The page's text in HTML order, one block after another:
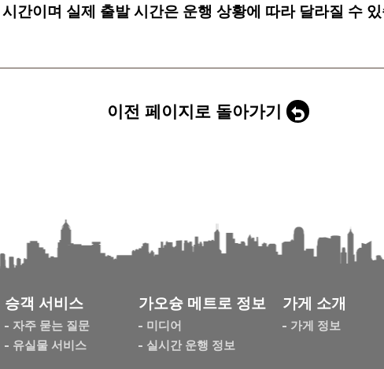
간이며 실제 출발 시간은 운행 상황에 따라 달라질 수
이전 페이지로 돌아가기
승객 서비스
자주 묻는 질문
유실물 서비스
가오슝 메트로 정보
미디어
실시간 운행 정보
가게 소개
가게 정보